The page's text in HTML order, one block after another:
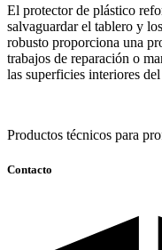
El protector de plástico
salvaguardar el tablero y
robusto proporciona una
trabajos de reparación o
las superficies interiores
Productos técnicos para
Contacto